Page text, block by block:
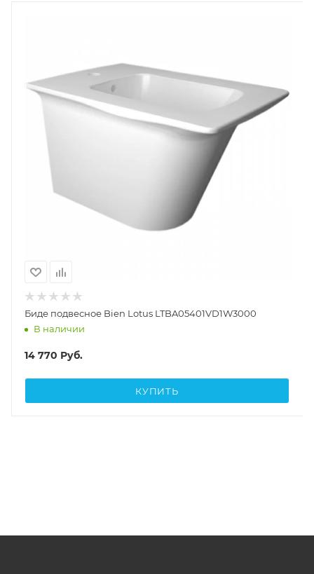
Биде подвесное Bien Lotus LTBA05401VD1W3000
В наличии
14 770 Руб.
КУПИТЬ